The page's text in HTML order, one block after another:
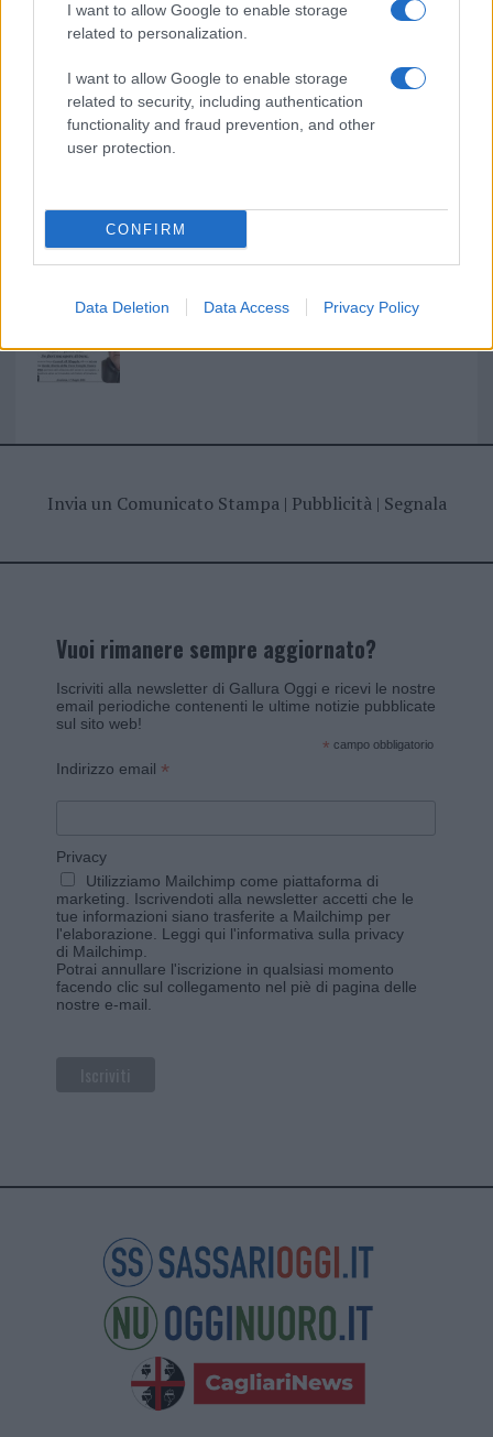
I want to allow Google to enable storage
related to personalization.
I want to allow Google to enable storage
related to security, including authentication
functionality and fraud prevention, and other
user protection.
CONFIRM
Data Deletion Data Access Privacy Policy
I nostri cari
I nostri cari
I nostri cari
Giovannimaria Cabras
Invia un Comunicato Stampa| Pubblicità| Segnala
Vuoi rimanere sempre aggiornato?
Iscriviti alla newsletter di Gallura Oggi e ricevi le nostre
email periodiche contenenti le ultime notizie pubblicate
sul sito web!
* campo obbligatorio
Indirizzo email *
Privacy
Utilizziamo Mailchimp come piattaforma di
marketing. Iscrivendoti alla newsletter accetti che le
tue informazioni siano trasferite a Mailchimp per
l'elaborazione. Leggi qui l'informativa sulla privacy
di Mailchimp
Potrai annullare l'iscrizione in qualsiasi momento
facendo clic sul collegamento nel piè di pagina delle
nostre e-mail.